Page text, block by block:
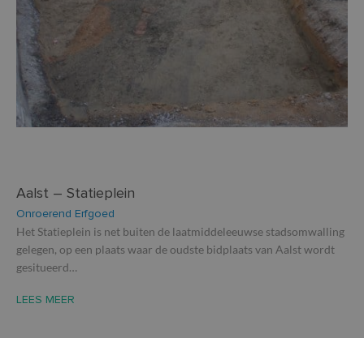
Aalst – Statieplein
Onroerend Erfgoed
Het Statieplein is net buiten de laatmiddeleeuwse stadsomwalling
gelegen, op een plaats waar de oudste bidplaats van Aalst wordt
gesitueerd…
LEES MEER